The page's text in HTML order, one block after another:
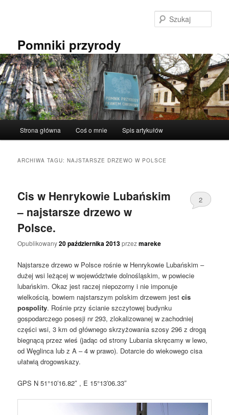
Pomniki przyrody
Strona główna Coś o mnie Spis artykułów
ARCHIWA TAGU:NAJSTARSZE DRZEWO W POLSCE
Cis w Henrykowie Lubańskim
– najstarsze drzewo w
Polsce.
Opublikowany20 października 2013przezmareke
2
Najstarsze drzewo w Polsce rośnie w Henrykowie Lubańskim –
dużej wsi leżącej w województwie dolnośląskim, w powiecie
lubańskim. Okaz jest raczej niepozorny i nie imponuje
wielkością, bowiem najstarszym polskim drzewem jestcis
pospolity. Rośnie przy ścianie szczytowej budynku
gospodarczego posesji nr 293, zlokalizowanej w zachodniej
części wsi, 3 km od głównego skrzyżowania szosy 296 z drogą
biegnącą przez wieś (jadąc od strony Lubania skręcamy w lewo,
od Węglinca lub z A – 4 w prawo). Dotarcie do wiekowego cisa
ułatwią drogowskazy.
GPS N 51°10′16.82″ , E 15°13′06.33″